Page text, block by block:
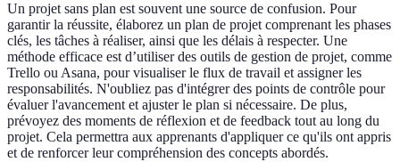
Un projet sans plan est souvent une source de confusion. Pour
garantir la réussite, élaborez un plan de projet comprenant les phases
clés, les tâches à réaliser, ainsi que les délais à respecter. Une
méthode efficace est d’utiliser des outils de gestion de projet, comme
Trello ou Asana, pour visualiser le flux de travail et assigner les
responsabilités. N'oubliez pas d'intégrer des points de contrôle pour
évaluer l'avancement et ajuster le plan si nécessaire. De plus,
prévoyez des moments de réflexion et de feedback tout au long du
projet. Cela permettra aux apprenants d'appliquer ce qu'ils ont appris
et de renforcer leur compréhension des concepts abordés.